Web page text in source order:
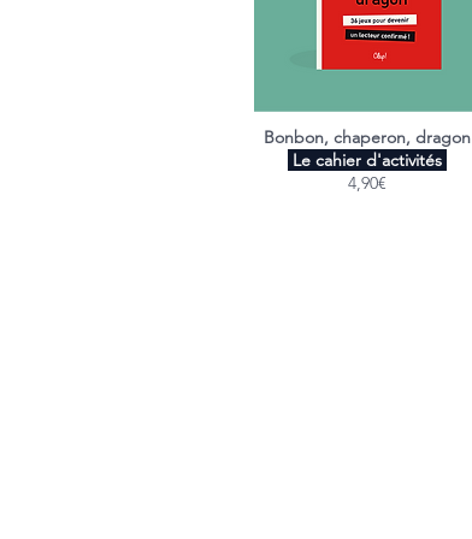
Bonbon, chaperon, dragon
Le cahier d'activités
4,90€